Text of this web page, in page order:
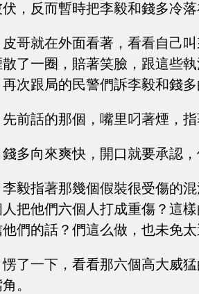
伏，反而暫時把李毅和錢多冷
皮哥就在外面看著，看看自己
了一圈，賠著笑臉，跟這些
再次跟局的民警們訴李毅和錢
先前話的那個，嘴里叼著煙，
錢多向來爽快，開口就要承認
李毅指著那幾個假裝很受傷的
人把他們六個人打成重傷？這
們的話？們這么做，也未免
愣了一下，看看那六個高大威
。